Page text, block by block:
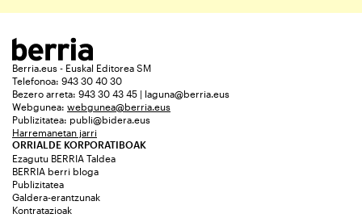
Berria.eus - Euskal Editorea SM
Telefonoa: 943 30 40 30
Bezero arreta: 943 30 43 45 | laguna@berria.eus
Webgunea: webgunea@berria.eus
Publizitatea: publi@bidera.eus
Harremanetan jarri
ORRIALDE KORPORATIBOAK
Ezagutu BERRIA Taldea
BERRIA berri bloga
Publizitatea
Galdera-erantzunak
Kontratazioak